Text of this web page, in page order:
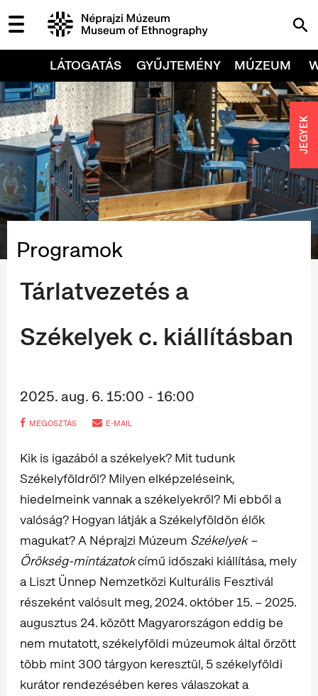
LÁTOGATÁS GYŰJTEMÉNY MÚZEUM
Programok
Tárlatvezetés a
Székelyek c. kiállításban
2025. aug. 6. 15:00 - 16:00
MEGOSZTÁS E-MAIL
Kik is igazából a székelyek? Mit tudunk
Székelyföldről? Milyen elképzeléseink,
hiedelmeink vannak a székelyekről? Mi ebből a
valóság? Hogyan látják a Székelyföldön élők
magukat? A Néprajzi Múzeum Székelyek –
Örökség-mintázatokcímű időszaki kiállítása, mely
a Liszt Ünnep Nemzetközi Kulturális Fesztivál
részeként valósult meg, 2024. október 15. – 2025.
augusztus 24. között Magyarországon eddig be
nem mutatott, székelyföldi múzeumok által őrzött
több mint 300 tárgyon keresztül, 5 székelyföldi
kurátor rendezésében keres válaszokat a
JEGYEK